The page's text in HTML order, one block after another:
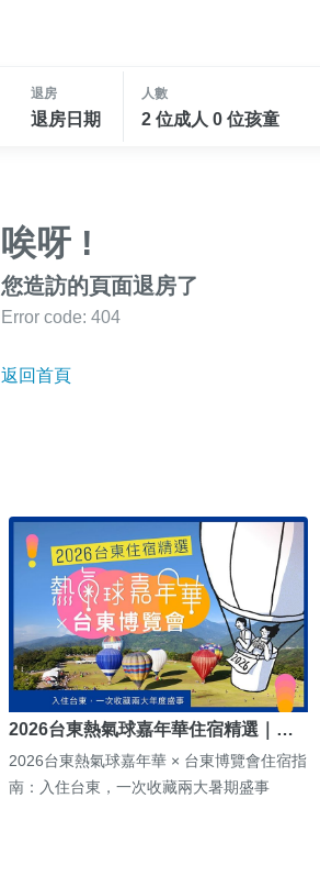
退房
退房日期
人數
2 位成人 0 位孩童
唉呀 !
您造訪的頁面退房了
Error code: 404
返回首頁
2026台東熱氣球嘉年華住宿精選｜…
2026台東熱氣球嘉年華 × 台東博覽會住宿指
南：入住台東，一次收藏兩大暑期盛事